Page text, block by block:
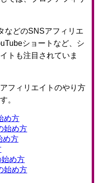
などのSNSアフィリエ
ショートなど、シ
トも注目されていま
フィリエイトのやり方
。
め方
始め方
め方
め方
始め方